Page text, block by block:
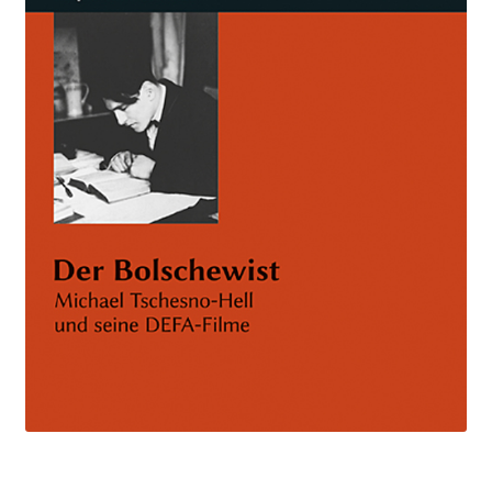
Aktuelles
Verlag
Handel
Service
Newsletter